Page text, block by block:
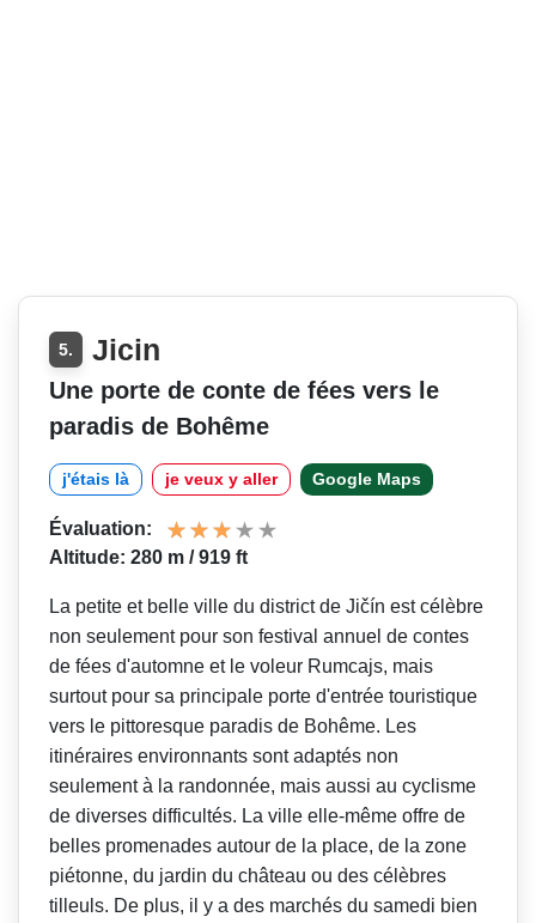
5. Jicin
Une porte de conte de fées vers le
paradis de Bohême
j'étais là je veux y aller Google Maps
Évaluation:
Altitude: 280 m / 919 ft
La petite et belle ville du district de Jičín est célèbre
non seulement pour son festival annuel de contes
de fées d'automne et le voleur Rumcajs, mais
surtout pour sa principale porte d'entrée touristique
vers le pittoresque paradis de Bohême. Les
itinéraires environnants sont adaptés non
seulement à la randonnée, mais aussi au cyclisme
de diverses difficultés. La ville elle-même offre de
belles promenades autour de la place, de la zone
piétonne, du jardin du château ou des célèbres
tilleuls. De plus, il y a des marchés du samedi bien